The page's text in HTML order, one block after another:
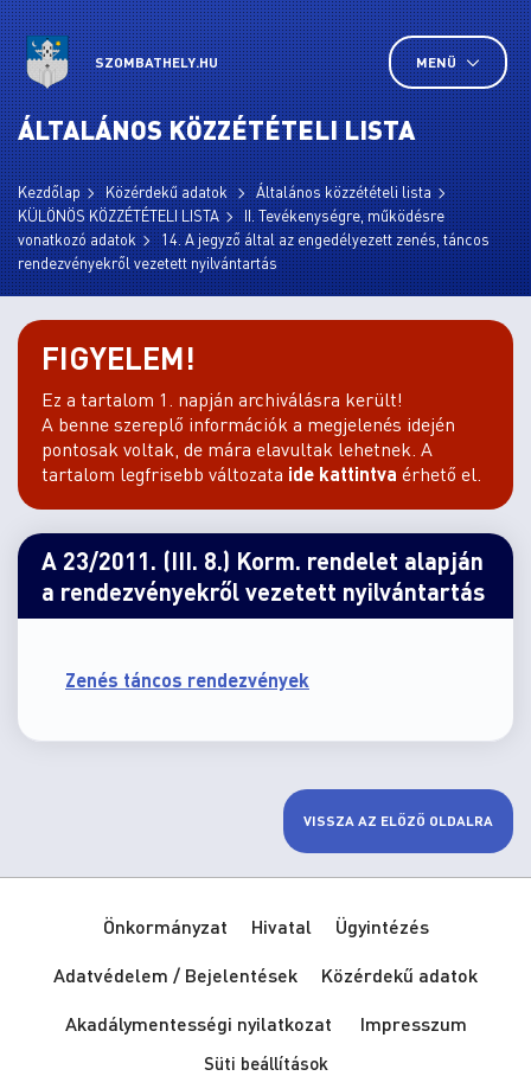
SZOMBATHELY.HU MENÜ
ÁLTALÁNOS KÖZZÉTÉTELI LISTA
Kezdőlap Közérdekű adatok
Általános közzétételi lista
KÜLÖNÖS KÖZZÉTÉTELI LISTA
II. Tevékenységre, működésre
vonatkozó adatok
14. A jegyző által az engedélyezett zenés, táncos
rendezvényekről vezetett nyilvántartás
FIGYELEM!
Ez a tartalom 1. napján archiválásra került!
A benne szereplő információk a megjelenés idején
pontosak voltak, de mára elavultak lehetnek. A
tartalom legfrisebb változata ide kattintva érhető el.
A 23/2011. (III. 8.) Korm. rendelet alapján
a rendezvényekről vezetett nyilvántartás
Zenés táncos rendezvények
VISSZA AZ ELŐZŐ OLDALRA
Önkormányzat Hivatal
Ügyintézés
Adatvédelem / Bejelentések
Közérdekű adatok
Akadálymentességi nyilatkozat
Impresszum
Süti beállítások